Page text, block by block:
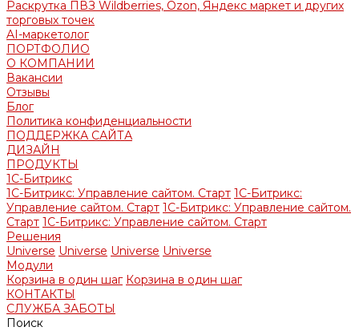
Раскрутка ПВЗ Wildberries, Ozon, Яндекс маркет и других
торговых точек
AI-маркетолог
ПОРТФОЛИО
О КОМПАНИИ
Вакансии
Отзывы
Блог
Политика конфиденциальности
ПОДДЕРЖКА САЙТА
ДИЗАЙН
ПРОДУКТЫ
1С-Битрикс
1С-Битрикс: Управление сайтом. Старт 1С-Битрикс:
Управление сайтом. Старт 1С-Битрикс: Управление сайтом.
Старт 1С-Битрикс: Управление сайтом. Старт
Решения
Universe Universe Universe Universe
Модули
Корзина в один шаг Корзина в один шаг
КОНТАКТЫ
СЛУЖБА ЗАБОТЫ
Поиск